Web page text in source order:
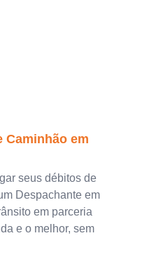
Caminhão em
seus débitos de
Despachante em
em parceria
e o melhor, sem